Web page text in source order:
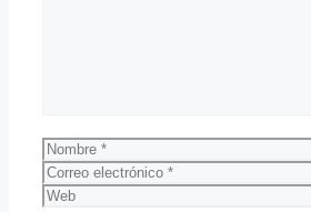
Nombre
Correo
electrónico
Web